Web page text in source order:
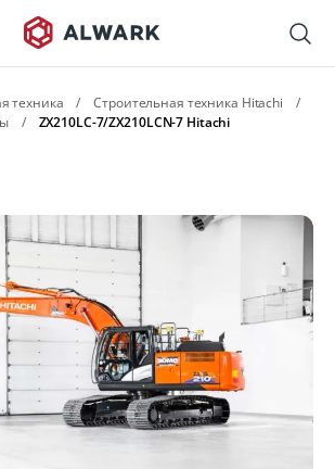
техника / Строительная техника Hitachi
/
/ ZX210LC-7/ZX210LCN-7 Hitachi